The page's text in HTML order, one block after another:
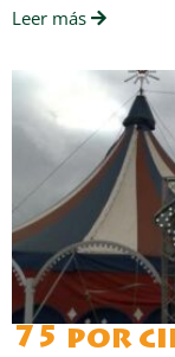
Leer más
75 por